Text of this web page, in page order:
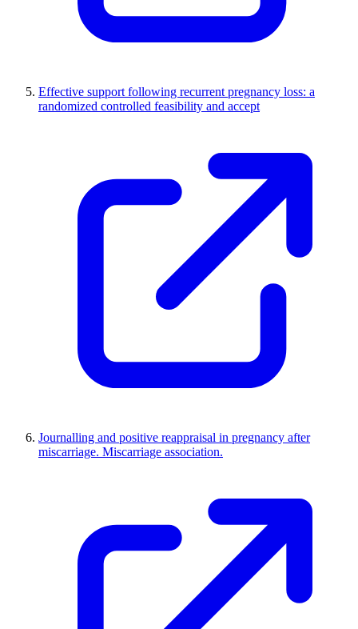
Effective support following recurrent pregnancy loss: a
randomized controlled feasibility and accept
Journalling and positive reappraisal in pregnancy after
miscarriage. Miscarriage association.